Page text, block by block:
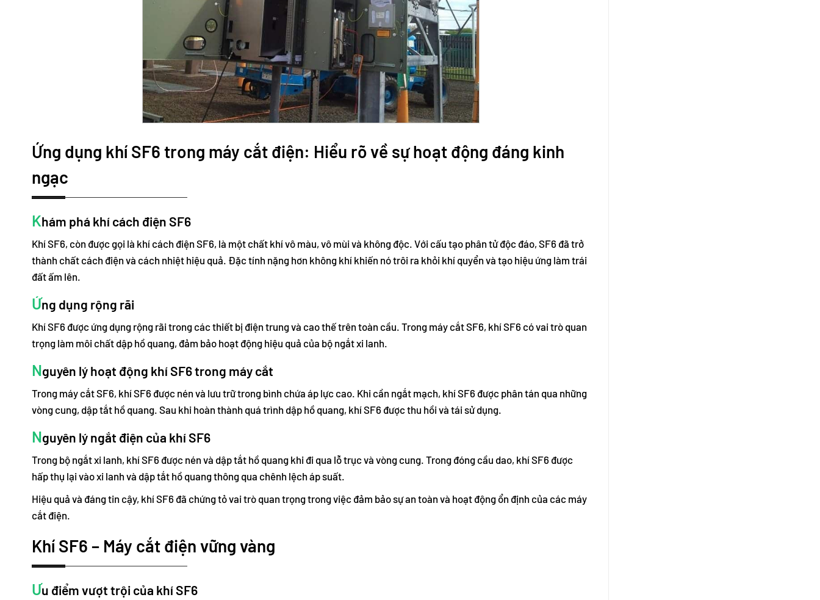
Ứng dụng khí SF6 trong máy cắt điện: Hiểu rõ về sự hoạt động đáng kinh
ngạc
Khám phá khí cách điện SF6
Khí SF6, còn được gọi là khí cách điện SF6, là một chất khí vô màu, vô mùi và không độc. Với cấu tạo phân tử độc đáo, SF6 đã trở
thành chất cách điện và cách nhiệt hiệu quả. Đặc tính nặng hơn không khí khiến nó trôi ra khỏi khí quyển và tạo hiệu ứng làm trái
đất ấm lên.
Ứng dụng rộng rãi
Khí SF6 được ứng dụng rộng rãi trong các thiết bị điện trung và cao thế trên toàn cầu. Trong máy cắt SF6, khí SF6 có vai trò quan
trọng làm môi chất dập hồ quang, đảm bảo hoạt động hiệu quả của bộ ngắt xi lanh.
Nguyên lý hoạt động khí SF6 trong máy cắt
Trong máy cắt SF6, khí SF6 được nén và lưu trữ trong bình chứa áp lực cao. Khi cần ngắt mạch, khí SF6 được phân tán qua những
vòng cung, dập tắt hồ quang. Sau khi hoàn thành quá trình dập hồ quang, khí SF6 được thu hồi và tái sử dụng.
Nguyên lý ngắt điện của khí SF6
Trong bộ ngắt xi lanh, khí SF6 được nén và dập tắt hồ quang khi đi qua lỗ trục và vòng cung. Trong đóng cầu dao, khí SF6 được
hấp thụ lại vào xi lanh và dập tắt hồ quang thông qua chênh lệch áp suất.
Hiệu quả và đáng tin cậy, khí SF6 đã chứng tỏ vai trò quan trọng trong việc đảm bảo sự an toàn và hoạt động ổn định của các máy
cắt điện.
Khí SF6 – Máy cắt điện vững vàng
Ưu điểm vượt trội của khí SF6